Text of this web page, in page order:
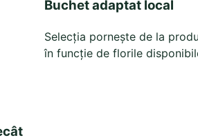
Buchet adaptat local
Selecția pornește de la
în funcție de florile